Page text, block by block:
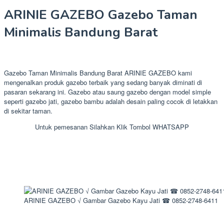
ARINIE GAZEBO Gazebo Taman
Minimalis Bandung Barat
Gazebo Taman Minimalis Bandung Barat ARINIE GAZEBO kami
mengenalkan produk gazebo terbaik yang sedang banyak diminati di
pasaran sekarang ini. Gazebo atau saung gazebo dengan model simple
seperti gazebo jati, gazebo bambu adalah desain paling cocok di letakkan
di sekitar taman.
Untuk pemesanan Silahkan Klik Tombol WHATSAPP
ARINIE GAZEBO √ Gambar Gazebo Kayu Jati ☎ 0852-2748-6411